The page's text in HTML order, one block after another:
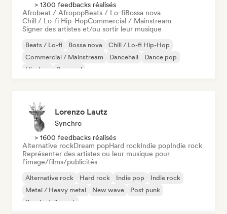
> 1300 feedbacks réalisés
Afrobeat / AfropopBeats / Lo-fiBossa nova
Chill / Lo-fi Hip-HopCommercial / Mainstream
Signer des artistes et/ou sortir leur musique
Beats / Lo-fi Bossa nova
Chill / Lo-fi Hip-Hop
Commercial / Mainstream
Dancehall
Dance pop
Hip-hop
Pop soul
Lorenzo Lautz
Synchro
> 1600 feedbacks réalisés
Alternative rockDream popHard rockIndie popIndie rock
Représenter des artistes ou leur musique pour
l’image/films/publicités
Alternative rock Hard rock Indie pop
Indie rock
Metal / Heavy metal
New wave
Post punk
Psychedelic rock